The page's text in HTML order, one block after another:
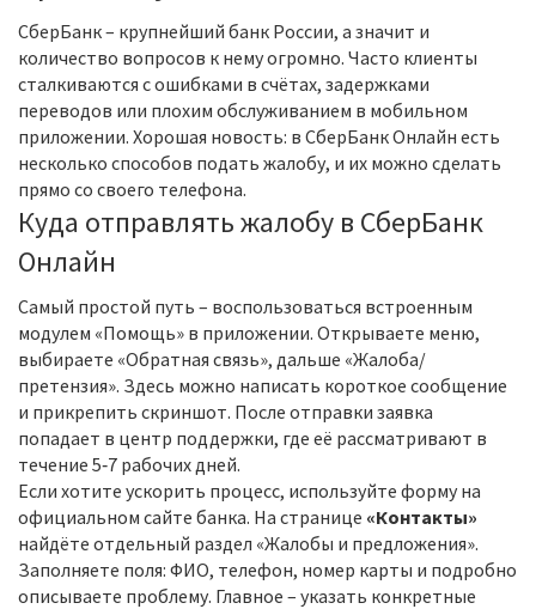
СберБанк – крупнейший банк России, а значит и
количество вопросов к нему огромно. Часто клиенты
сталкиваются с ошибками в счётах, задержками
переводов или плохим обслуживанием в мобильном
приложении. Хорошая новость: в СберБанк Онлайн есть
несколько способов подать жалобу, и их можно сделать
прямо со своего телефона.
Куда отправлять жалобу в СберБанк
Онлайн
Самый простой путь – воспользоваться встроенным
модулем «Помощь» в приложении. Открываете меню,
выбираете «Обратная связь», дальше «Жалоба/
претензия». Здесь можно написать короткое сообщение
и прикрепить скриншот. После отправки заявка
попадает в центр поддержки, где её рассматривают в
течение 5‑7 рабочих дней.
Если хотите ускорить процесс, используйте форму на
официальном сайте банка. На странице «Контакты»
найдёте отдельный раздел «Жалобы и предложения».
Заполняете поля: ФИО, телефон, номер карты и подробно
описываете проблему. Главное – указать конкретные